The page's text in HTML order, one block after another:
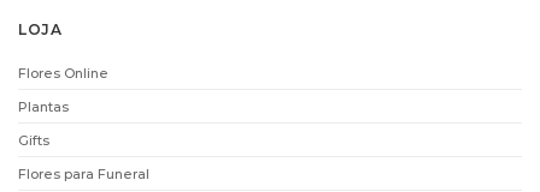
LOJA
Flores Online
Plantas
Gifts
Flores para Funeral